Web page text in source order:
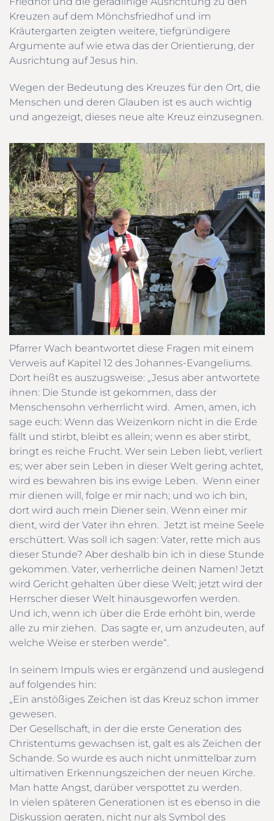
Kreuzen auf dem Mönchsfriedhof und im
Kräutergarten zeigten weitere, tiefgründigere
Argumente auf wie etwa das der Orientierung, der
Ausrichtung auf Jesus hin.
Wegen der Bedeutung des Kreuzes für den Ort, die
Menschen und deren Glauben ist es auch wichtig
und angezeigt, dieses neue alte Kreuz einzusegnen.
Pfarrer Wach beantwortet diese Fragen mit einem
Verweis auf Kapitel 12 des Johannes-Evangeliums.
Dort heißt es auszugsweise: „Jesus aber antwortete
ihnen: Die Stunde ist gekommen, dass der
Menschensohn verherrlicht wird. Amen, amen, ich
sage euch: Wenn das Weizenkorn nicht in die Erde
fällt und stirbt, bleibt es allein; wenn es aber stirbt,
bringt es reiche Frucht. Wer sein Leben liebt, verliert
es; wer aber sein Leben in dieser Welt gering achtet,
wird es bewahren bis ins ewige Leben. Wenn einer
mir dienen will, folge er mir nach; und wo ich bin,
dort wird auch mein Diener sein. Wenn einer mir
dient, wird der Vater ihn ehren. Jetzt ist meine Seele
erschüttert. Was soll ich sagen: Vater, rette mich aus
dieser Stunde? Aber deshalb bin ich in diese Stunde
gekommen. Vater, verherrliche deinen Namen! Jetzt
wird Gericht gehalten über diese Welt; jetzt wird der
Herrscher dieser Welt hinausgeworfen werden.
Und ich, wenn ich über die Erde erhöht bin, werde
alle zu mir ziehen. Das sagte er, um anzudeuten, auf
welche Weise er sterben werde“.
In seinem Impuls wies er ergänzend und auslegend
auf folgendes hin:
„Ein anstößiges Zeichen ist das Kreuz schon immer
gewesen.
Der Gesellschaft, in der die erste Generation des
Christentums gewachsen ist, galt es als Zeichen der
Schande. So wurde es auch nicht unmittelbar zum
ultimativen Erkennungszeichen der neuen Kirche.
Man hatte Angst, darüber verspottet zu werden.
In vielen späteren Generationen ist es ebenso in die
Diskussion geraten, nicht nur als Symbol des